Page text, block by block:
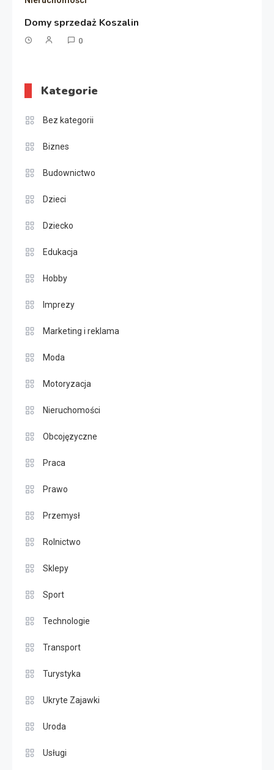
Domy sprzedaż Koszalin
0
Kategorie
Bez kategorii
Biznes
Budownictwo
Dzieci
Dziecko
Edukacja
Hobby
Imprezy
Marketing i reklama
Moda
Motoryzacja
Nieruchomości
Obcojęzyczne
Praca
Prawo
Przemysł
Rolnictwo
Sklepy
Sport
Technologie
Transport
Turystyka
Ukryte Zajawki
Uroda
Usługi